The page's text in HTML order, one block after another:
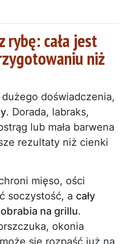
rybę: cała jest
niż
doświadczenia,
. Dorada, labraks,
lub mała barwena
rezultaty niż cienki
mięso, ości
soczystość, a cały
na grillu.
okonia
się rozpaść już na